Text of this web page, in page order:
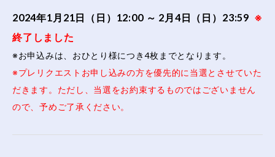
2024年1月21日（日）12:00 ～ 2月4日（日）23:59 ※
終了しました
※お申込みは、おひとり様につき4枚までとなります。
※プレリクエストお申し込みの方を優先的に当選とさせていた
だきます。ただし、当選をお約束するものではございません
ので、予めご了承ください。